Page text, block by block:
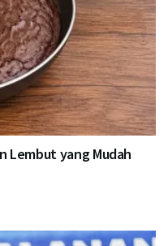
Lembut yang Mudah